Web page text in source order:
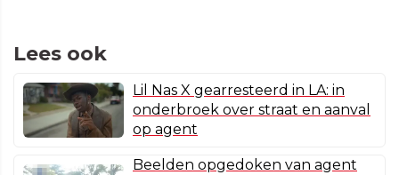
Lees ook
Lil Nas X gearresteerd in LA: in
onderbroek over straat en aanval
op agent
Beelden opgedoken van agent